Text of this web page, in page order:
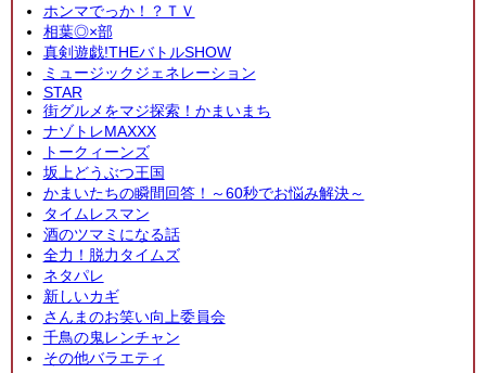
ホンマでっか！？ＴＶ
相葉◎×部
真剣遊戯!THEバトルSHOW
ミュージックジェネレーション
STAR
街グルメをマジ探索！かまいまち
ナゾトレMAXXX
トークィーンズ
坂上どうぶつ王国
かまいたちの瞬間回答！～60秒でお悩み解決～
タイムレスマン
酒のツマミになる話
全力！脱力タイムズ
ネタパレ
新しいカギ
さんまのお笑い向上委員会
千鳥の鬼レンチャン
その他バラエティ